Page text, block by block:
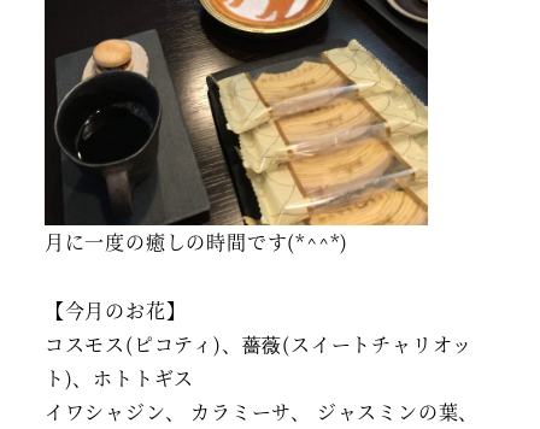
月に一度の癒しの時間です(*^^*)
【今月のお花】
コスモス(ピコティ)、薔薇(スイートチャリオッ
ト)、ホトトギス
イワシャジン、 カラミーサ、 ジャスミンの葉、